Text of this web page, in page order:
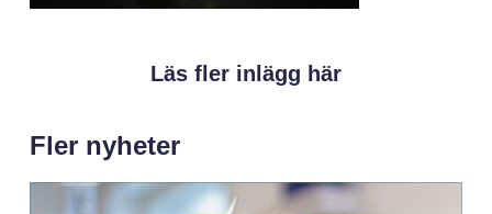
Läs fler inlägg här
Fler nyheter